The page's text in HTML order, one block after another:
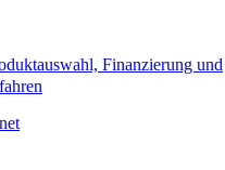
Finanzierung und